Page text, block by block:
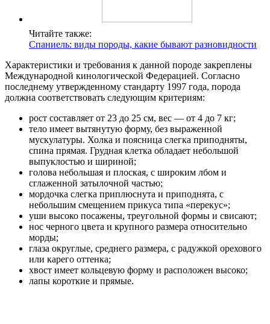
Читайте также:
Спаниель: виды породы, какие бывают разновидности
Характеристики и требования к данной породе закреплены
Международной кинологической Федерацией. Согласно
последнему утвержденному стандарту 1997 года, порода
должна соответствовать следующим критериям:
рост составляет от 23 до 25 см, вес — от 4 до 7 кг;
тело имеет вытянутую форму, без выраженной
мускулатуры. Холка и поясница слегка приподняты,
спина прямая. Грудная клетка обладает небольшой
выпуклостью и шириной;
голова небольшая и плоская, с широким лбом и
сглаженной затылочной частью;
мордочка слегка приплюснута и приподнята, с
небольшим смещением прикуса типа «перекус»;
уши высоко посажены, треугольной формы и свисают;
нос черного цвета и крупного размера относительно
морды;
глаза округлые, среднего размера, с радужкой орехового
или карего оттенка;
хвост имеет кольцевую форму и расположен высоко;
лапы короткие и прямые.